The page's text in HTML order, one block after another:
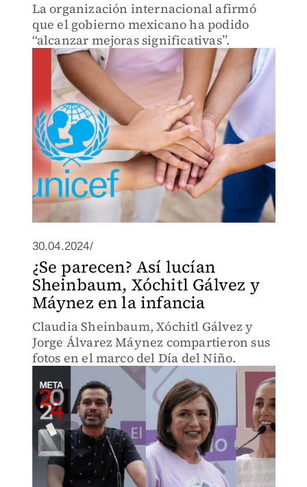
La organización internacional afirmó
que el gobierno mexicano ha podido
“alcanzar mejoras significativas”.
30.04.2024/
¿Se parecen? Así lucían
Sheinbaum, Xóchitl Gálvez y
Máynez en la infancia
Claudia Sheinbaum, Xóchitl Gálvez y
Jorge Álvarez Máynez compartieron sus
fotos en el marco del Día del Niño.